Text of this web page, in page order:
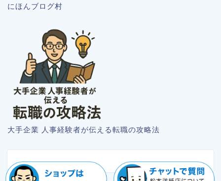
にほんブログ村
大手企業 人事経験者が伝える転職の攻略法